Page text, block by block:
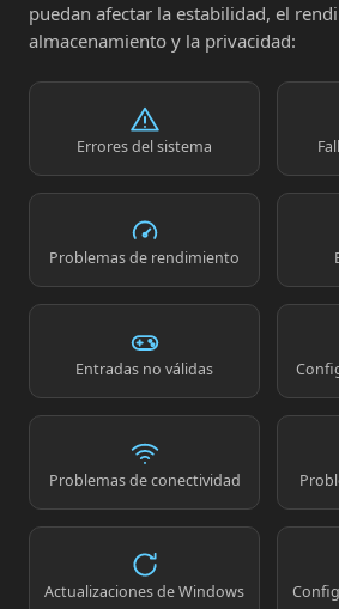
puedan afectar la estabilidad, el
almacenamiento y la privacidad:
Errores del sistema
Problemas de rendimiento
Entradas no válidas
Problemas de conectividad
Actualizaciones de Windows